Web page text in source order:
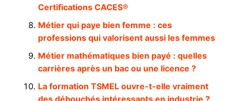
Certifications CACES®
Métier qui paye bien femme : ces
professions qui valorisent aussi les femmes
Métier mathématiques bien payé : quelles
carrières après un bac ou une licence ?
La formation TSMEL ouvre-t-elle vraiment
des débouchés intéressants en industrie ?